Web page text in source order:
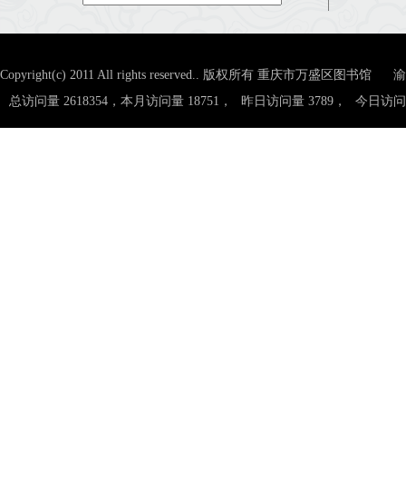
Copyright(c) 2011 All rights reserved.. 版权所有 重庆市万盛区图书馆
总访问量 2618354，本月访问量 18751，
昨日访问量 3789， 今日访